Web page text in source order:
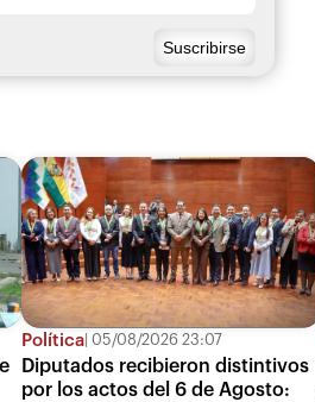
Política 05/08/2026 23:07
Diputados recibieron distintivos
por los actos del 6 de Agosto: